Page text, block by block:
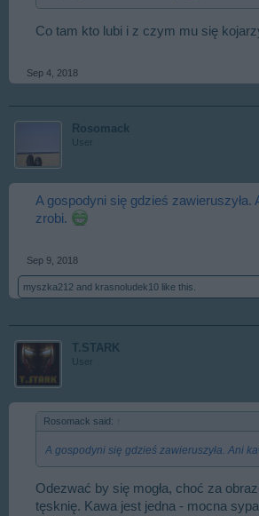
Co tam kto lubi i z czym mu się
Sep 4, 2018
Rosomack
User
A gospodyni się gdzieś zawieruszyła.
zrobi.
Sep 9, 2018
myszka212 and krasnoludek10 like this.
T.STARK
User
Rosomack said:
A gospodyni się gdzieś zawieruszyła. Ani
Odezwać by się mogła, choć za
tęsknię. Kawa jest jedna - mocna